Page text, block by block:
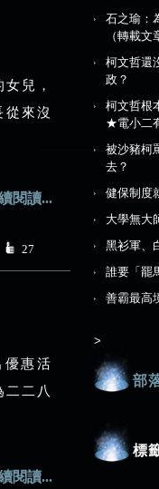
兒，
來沒
閱讀...
27
惠活
二八
閱讀...
石之瑜：
（轉載文
柯文哲還
政？
柯文哲根
★電小二
被沙豬柯
去？
健保制度
大學無大
黑衫軍、
誰要「罷
善霸最高
>
部
標